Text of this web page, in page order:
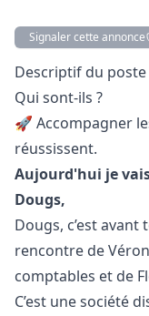
Signaler cette annonce
Description
Descriptif du poste
Qui sont-ils ?
🚀 Accompagner
réussissent.
Aujourd'hui je
Dougs,
Dougs, c’est
rencontre de
comptables et de
C’est une société